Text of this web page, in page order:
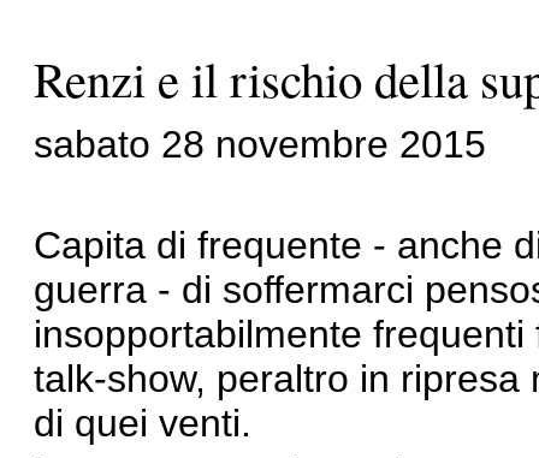
Renzi e il rischio della
sabato 28 novembre 2015
Capita di frequente - anche
guerra - di soffermarci
insopportabilmente
talk-show, peraltro in ripresa
di quei venti.